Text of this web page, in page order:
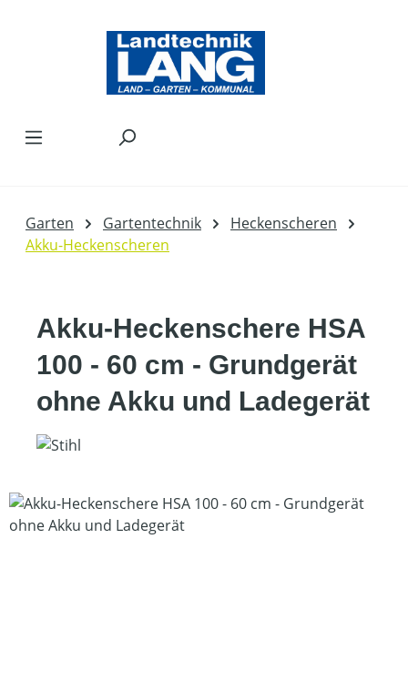
Garten Gartentechnik
Heckenscheren
Akku-Heckenscheren
Akku-Heckenschere HSA
100 - 60 cm - Grundgerät
ohne Akku und Ladegerät
Bildergalerie überspringen